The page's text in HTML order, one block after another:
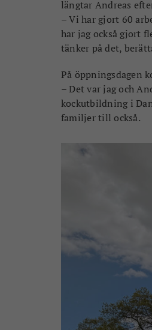
längtar Andreas
– Vi har gjort 60
har jag också gjort
tänker på det,
På öppningsdagen
– Det var jag och
kockutbildning i
familjer till också.